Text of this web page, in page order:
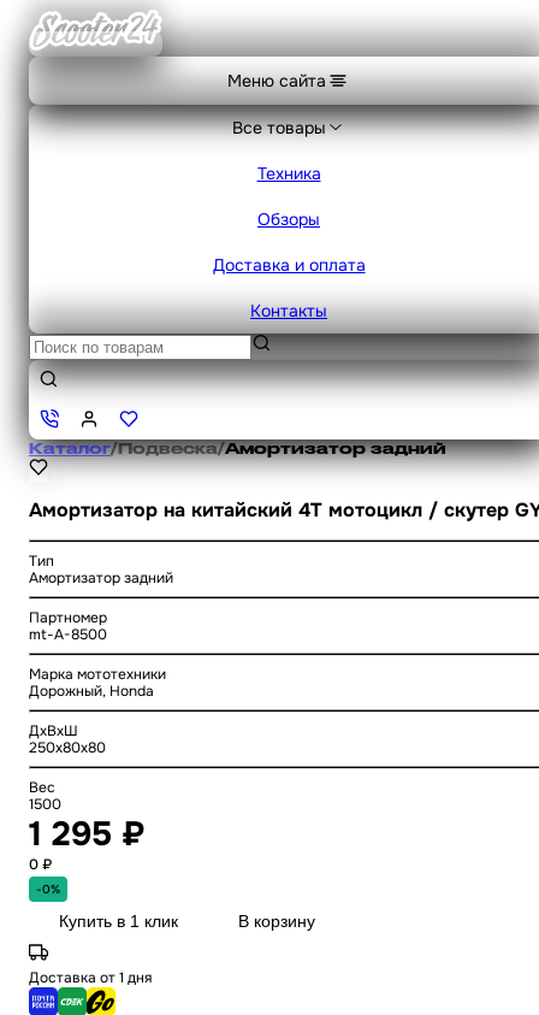
Меню сайта
Все товары
Техника
Обзоры
Доставка и оплата
Контакты
Каталог/Подвеска/Амортизатор задний
Амортизатор на китайский 4Т мотоцикл / скутер
Тип
Амортизатор задний
Партномер
mt-A-8500
Марка мототехники
Дорожный, Honda
ДхВхШ
250x80x80
Вес
1500
1 295 ₽
0 ₽
-0%
Купить в 1 клик В корзину
Доставка от 1 дня